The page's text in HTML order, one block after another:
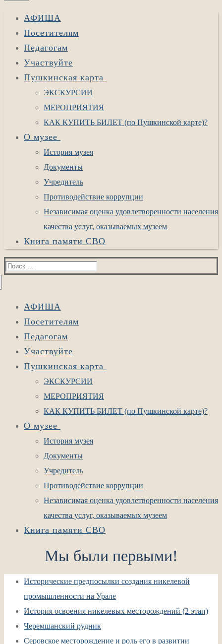
АФИША
Посетителям
Педагогам
Участвуйте
Пушкинская карта
ЭКСКУРСИИ
МЕРОПРИЯТИЯ
КАК КУПИТЬ БИЛЕТ (по Пушкинской карте)?
О музее
История музея
Документы
Учредитель
Противодействие коррупции
Независимая оценка удовлетворенности населения
качества услуг, оказываемых музеем
Книга памяти СВО
Найти:
АФИША
Посетителям
Педагогам
Участвуйте
Пушкинская карта
ЭКСКУРСИИ
МЕРОПРИЯТИЯ
КАК КУПИТЬ БИЛЕТ (по Пушкинской карте)?
О музее
История музея
Документы
Учредитель
Противодействие коррупции
Независимая оценка удовлетворенности населения
качества услуг, оказываемых музеем
Книга памяти СВО
Мы были первыми!
Исторические предпосылки создания никелевой
промышленности на Урале
История освоения никелевых месторождений (2 этап)
Черемшанский рудник
Серовское месторождение и роль его в развитии